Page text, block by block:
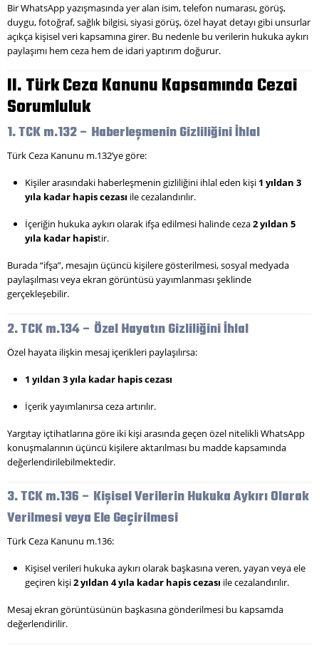
Bir WhatsApp yazışmasında yer alan isim, telefon numarası, görüş,
duygu, fotoğraf, sağlık bilgisi, siyasi görüş, özel hayat detayı gibi unsurlar
açıkça kişisel veri kapsamına girer. Bu nedenle bu verilerin hukuka aykırı
paylaşımı hem ceza hem de idari yaptırım doğurur.
II. Türk Ceza Kanunu Kapsamında Cezai
Sorumluluk
1. TCK m.132 – Haberleşmenin Gizliliğini İhlal
Türk Ceza Kanunu m.132’ye göre:
Kişiler arasındaki haberleşmenin gizliliğini ihlal eden kişi 1 yıldan 3
yıla kadar hapis cezası ile cezalandırılır.
İçeriğin hukuka aykırı olarak ifşa edilmesi halinde ceza2 yıldan 5
yıla kadar hapistir.
Burada “ifşa”, mesajın üçüncü kişilere gösterilmesi, sosyal medyada
paylaşılması veya ekran görüntüsü yayımlanması şeklinde
gerçekleşebilir.
2. TCK m.134 – Özel Hayatın Gizliliğini İhlal
Özel hayata ilişkin mesaj içerikleri paylaşılırsa:
1 yıldan 3 yıla kadar hapis cezası
İçerik yayımlanırsa ceza artırılır.
Yargıtay içtihatlarına göre iki kişi arasında geçen özel nitelikli WhatsApp
konuşmalarının üçüncü kişilere aktarılması bu madde kapsamında
değerlendirilebilmektedir.
3. TCK m.136 – Kişisel Verilerin Hukuka Aykırı Olarak
Verilmesi veya Ele Geçirilmesi
Türk Ceza Kanunu m.136:
Kişisel verileri hukuka aykırı olarak başkasına veren, yayan veya ele
geçiren kişi2 yıldan 4 yıla kadar hapis cezası ile cezalandırılır.
Mesaj ekran görüntüsünün başkasına gönderilmesi bu kapsamda
değerlendirilir.